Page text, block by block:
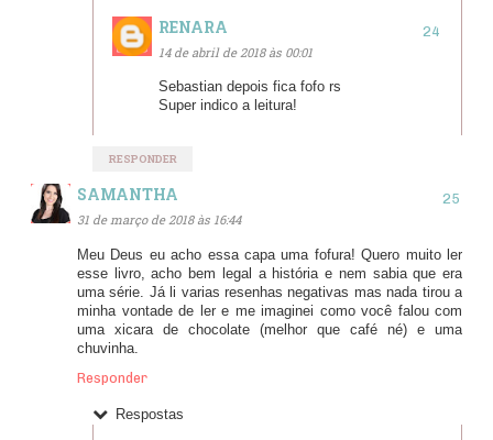
RENARA
14 de abril de 2018 às 00:01
Sebastian depois fica fofo rs
Super indico a leitura!
RESPONDER
SAMANTHA
31 de março de 2018 às 16:44
Meu Deus eu acho essa capa uma fofura! Quero muito ler
esse livro, acho bem legal a história e nem sabia que era
uma série. Já li varias resenhas negativas mas nada tirou a
minha vontade de ler e me imaginei como você falou com
uma xicara de chocolate (melhor que café né) e uma
chuvinha.
Responder
Respostas